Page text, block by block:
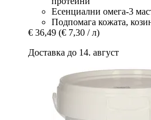
Есенциални омега-3
Подпомага кожата,
€ 36,49 (€ 7,30 / л)
Доставка до 14. август